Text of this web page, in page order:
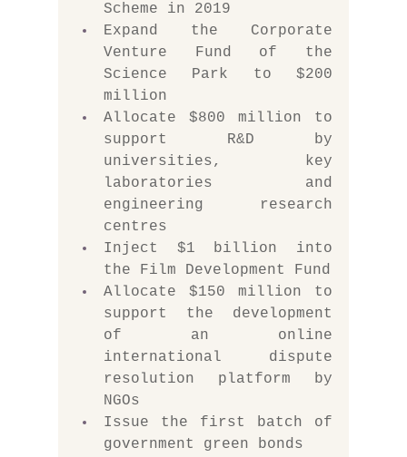
Scheme in 2019
Expand the Corporate
Venture Fund of the
Science Park to $200
million
Allocate $800 million to
support R&D by
universities, key
laboratories and
engineering research
centres
Inject $1 billion into
the Film Development Fund
Allocate $150 million to
support the development
of an online
international dispute
resolution platform by
NGOs
Issue the first batch of
government green bonds